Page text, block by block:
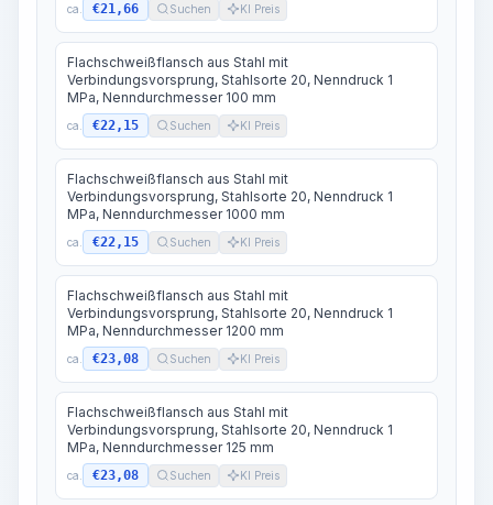
ca. €21,66 Suchen KI Preis
Flachschweißflansch aus Stahl mit
Verbindungsvorsprung, Stahlsorte 20, Nenndruck 1
MPa, Nenndurchmesser 100 mm
ca. €22,15 Suchen KI Preis
Flachschweißflansch aus Stahl mit
Verbindungsvorsprung, Stahlsorte 20, Nenndruck 1
MPa, Nenndurchmesser 1000 mm
ca. €22,15 Suchen KI Preis
Flachschweißflansch aus Stahl mit
Verbindungsvorsprung, Stahlsorte 20, Nenndruck 1
MPa, Nenndurchmesser 1200 mm
ca. €23,08 Suchen KI Preis
Flachschweißflansch aus Stahl mit
Verbindungsvorsprung, Stahlsorte 20, Nenndruck 1
MPa, Nenndurchmesser 125 mm
ca. €23,08 Suchen KI Preis